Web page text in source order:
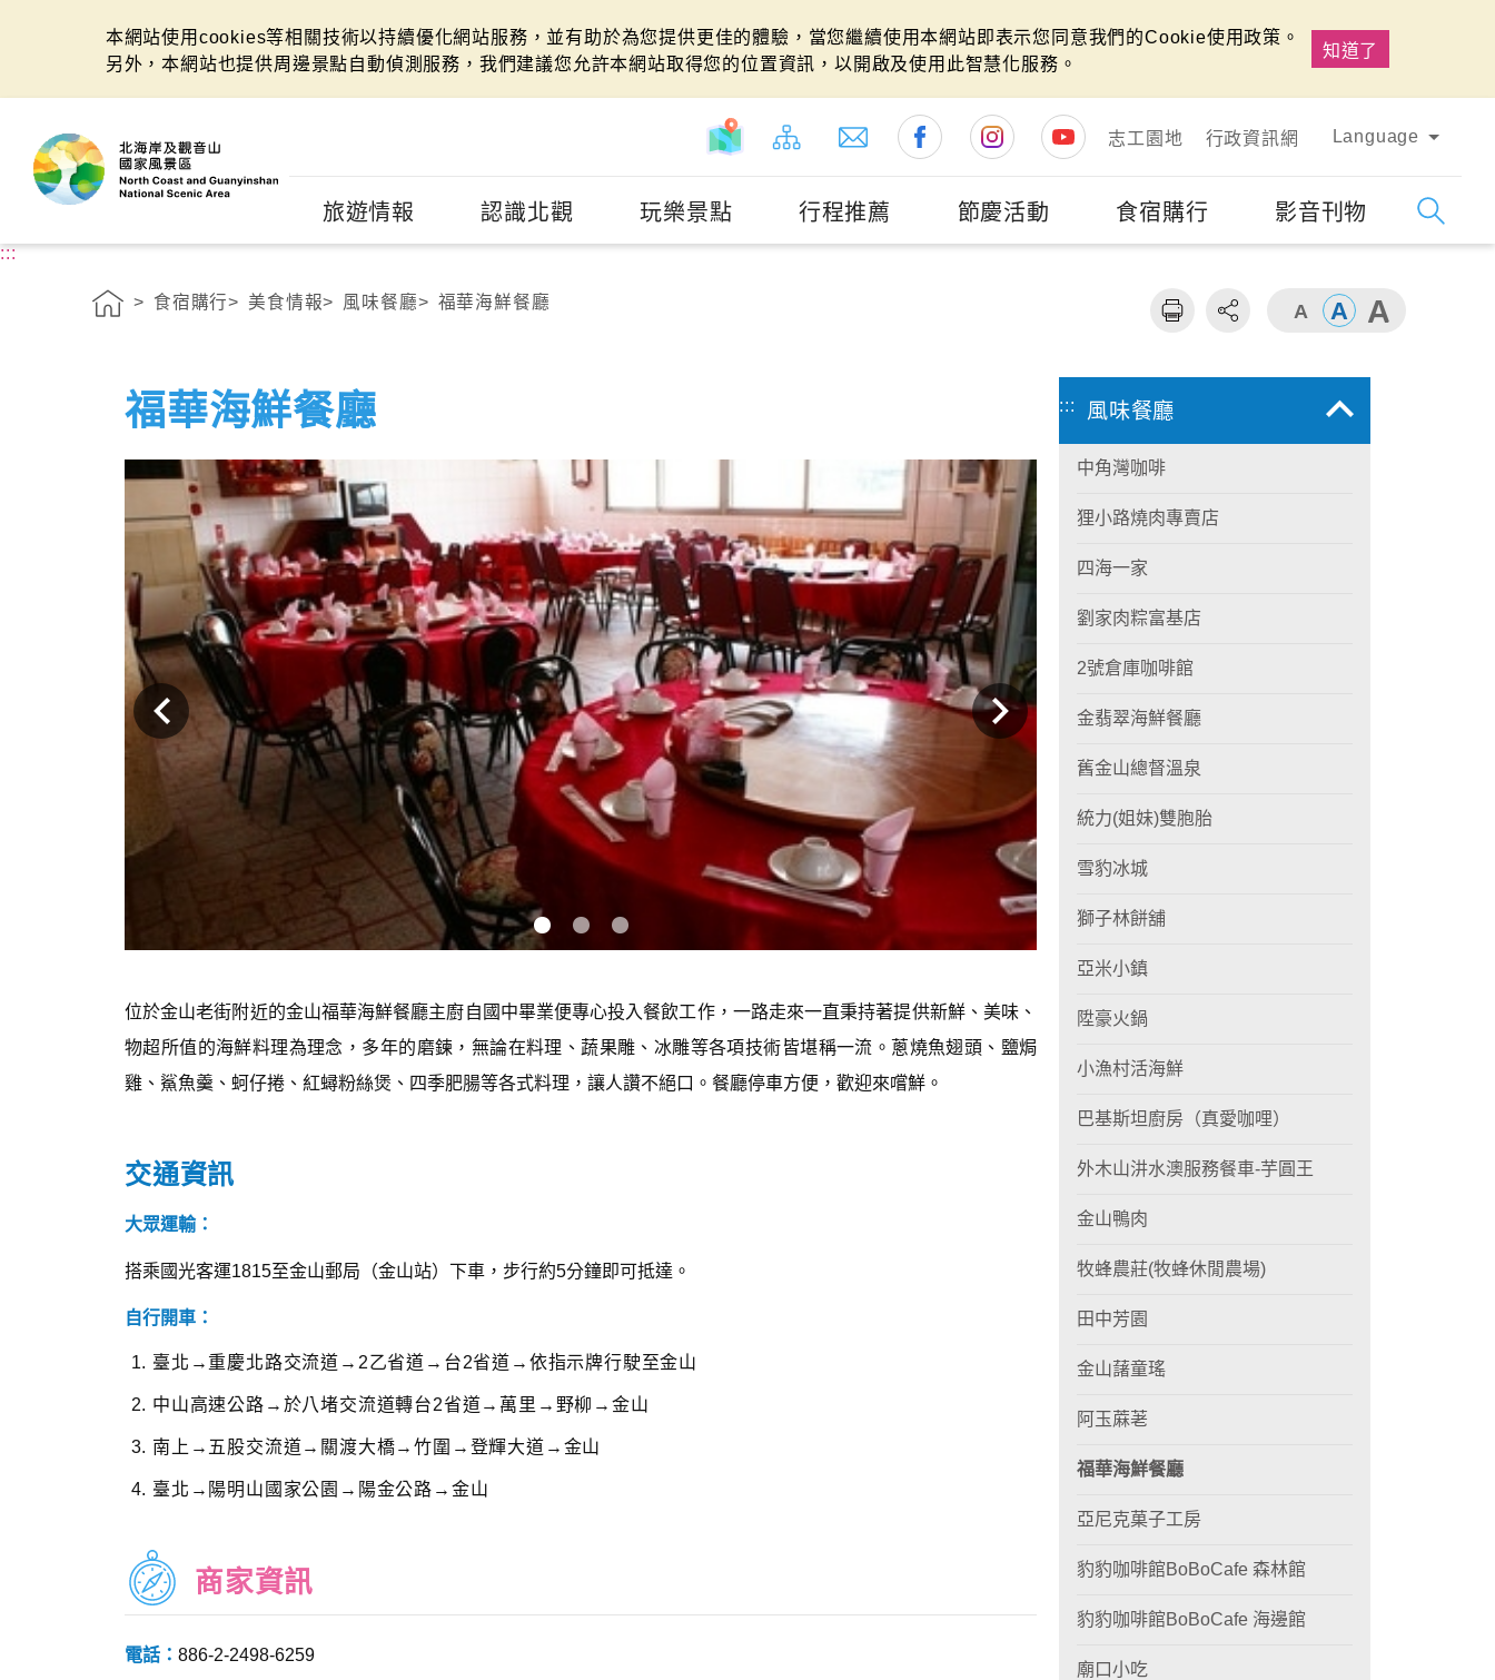
本網站使用cookies等相關技術以持續優化網站服務，並有助於為您提供更佳的體驗，當您繼續使用本網站即表示您同意我們的Cookie使用政策。
另外，本網站也提供周邊景點自動偵測服務，我們建議您允許本網站取得您的位置資訊，以開啟及使用此智慧化服務。
知道了
志工園地
行政資訊網 Language
旅遊情報 認識北觀 玩樂景點 行程推薦 節慶活動 食宿購行 影音刊物
:::
食宿購行 美食情報 風味餐廳 福華海鮮餐廳
福華海鮮餐廳
位於金山老街附近的金山福華海鮮餐廳主廚自國中畢業便專心投入餐飲工作，一路走來一直秉持著提供新鮮、美味、
物超所值的海鮮料理為理念，多年的磨鍊，無論在料理、蔬果雕、冰雕等各項技術皆堪稱一流。蔥燒魚翅頭、鹽焗
雞、鯊魚羹、蚵仔捲、紅蟳粉絲煲、四季肥腸等各式料理，讓人讚不絕口。餐廳停車方便，歡迎來嚐鮮。
交通資訊
大眾運輸：
搭乘國光客運1815至金山郵局（金山站）下車，步行約5分鐘即可抵達。
自行開車：
臺北→重慶北路交流道→2乙省道→台2省道→依指示牌行駛至金山
中山高速公路→於八堵交流道轉台2省道→萬里→野柳→金山
南上→五股交流道→關渡大橋→竹圍→登輝大道→金山
臺北→陽明山國家公園→陽金公路→金山
商家資訊
電話： 886-2-2498-6259
::: 風味餐廳
中角灣咖啡
狸小路燒肉專賣店
四海一家
劉家肉粽富基店
2號倉庫咖啡館
金翡翠海鮮餐廳
舊金山總督溫泉
統力(姐妹)雙胞胎
雪豹冰城
獅子林餅舖
亞米小鎮
陞豪火鍋
小漁村活海鮮
巴基斯坦廚房（真愛咖哩）
外木山汫水澳服務餐車-芋圓王
金山鴨肉
牧蜂農莊(牧蜂休閒農場)
田中芳園
金山藷童瑤
阿玉蔴荖
福華海鮮餐廳
亞尼克菓子工房
豹豹咖啡館BoBoCafe 森林館
豹豹咖啡館BoBoCafe 海邊館
廟口小吃